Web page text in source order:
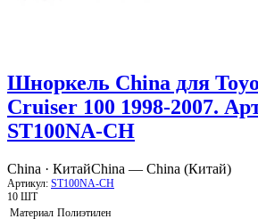
Шноркель China для
Cruiser 100 1998-2007.
ST100NA-CH
China · КитайChina — China (Китай)
Артикул: ST100NA-CH
10 ШТ
Материал Полиэтилен